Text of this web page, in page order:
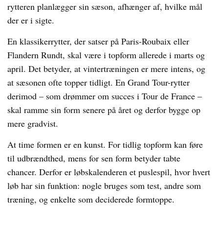
rytteren planlægger sin sæson, afhænger af, hvilke mål
der er i sigte.
En klassikerrytter, der satser på Paris-Roubaix eller
Flandern Rundt, skal være i topform allerede i marts og
april. Det betyder, at vintertræningen er mere intens, og
at sæsonen ofte topper tidligt. En Grand Tour-rytter
derimod – som drømmer om succes i Tour de France –
skal ramme sin form senere på året og derfor bygge op
mere gradvist.
At time formen er en kunst. For tidlig topform kan føre
til udbrændthed, mens for sen form betyder tabte
chancer. Derfor er løbskalenderen et puslespil, hvor hvert
løb har sin funktion: nogle bruges som test, andre som
træning, og enkelte som deciderede formtoppe.